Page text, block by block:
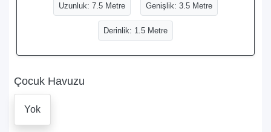
Uzunluk: 7.5 Metre Genişlik: 3.5 Metre
Derinlik: 1.5 Metre
Çocuk Havuzu
Yok